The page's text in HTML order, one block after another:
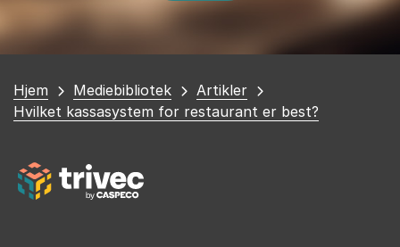
Du
er
Hjem Mediebibliotek
Artikler
Hvilket kassasystem for restaurant er best?